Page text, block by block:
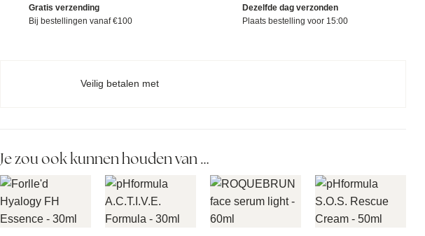
Gratis verzending
Bij bestellingen vanaf €100
Dezelfde dag verzonden
Plaats bestelling voor 15:00
Veilig betalen met
Je zou ook kunnen houden van …